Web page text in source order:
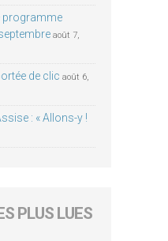
programme
août 7,
de clic août 6,
: « Allons-y !
PLUS LUES